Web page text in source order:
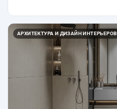
АРХИТЕКТУРА И ДИЗАЙН ИНТЕРЬЕРОВ